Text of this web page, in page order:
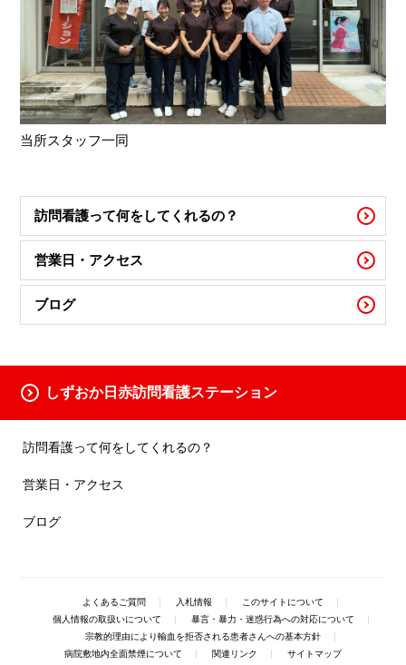
当所スタッフ一同
訪問看護って何をしてくれるの？
営業日・アクセス
ブログ
しずおか日赤訪問看護ステーション
訪問看護って何をしてくれるの？
営業日・アクセス
ブログ
よくあるご質問 入札情報
このサイトについて
個人情報の取扱いについて
暴言・暴力・迷惑行為への対応について
宗教的理由により輸血を拒否される患者さんへの基本方針
病院敷地内全面禁煙について
関連リンク サイトマップ